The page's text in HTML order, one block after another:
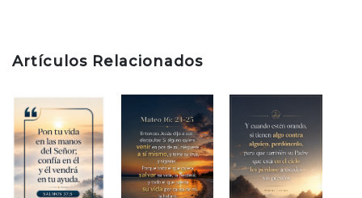
Artículos Relacionados